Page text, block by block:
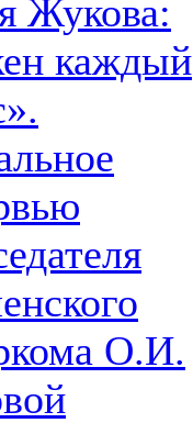
Жукова:
каждый
О.И.